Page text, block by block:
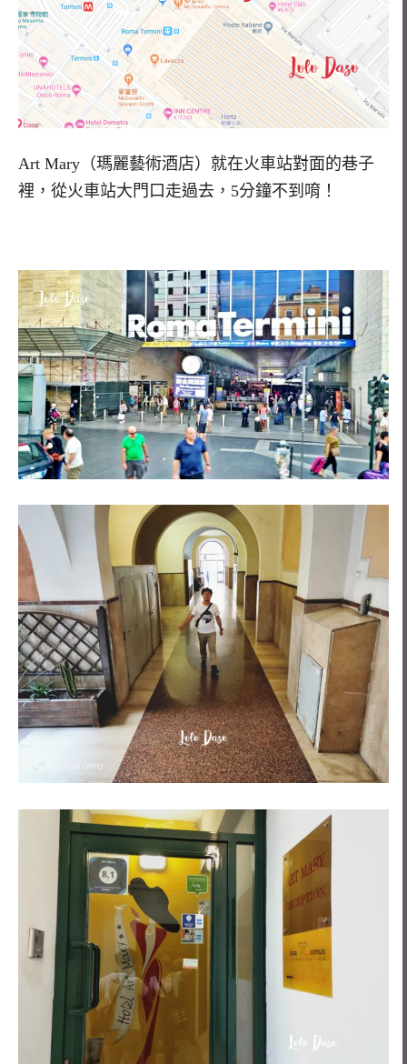
Art Mary（瑪麗藝術酒店）就在火車站對面的巷子
裡，從火車站大門口走過去，5分鐘不到唷！